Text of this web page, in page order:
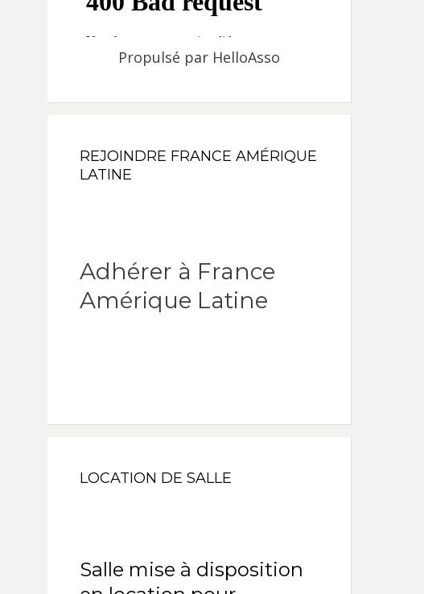
Propulsé par HelloAsso
REJOINDRE FRANCE AMÉRIQUE
LATINE
Adhérer à France
Amérique Latine
LOCATION DE SALLE
Salle mise à disposition